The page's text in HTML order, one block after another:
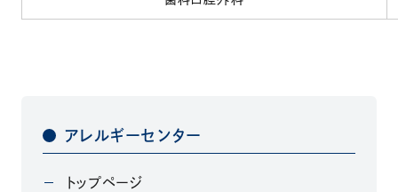
アレルギーセンター
トップページ